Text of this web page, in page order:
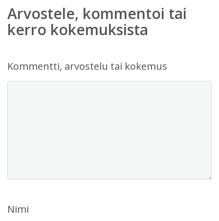
Arvostele, kommentoi tai
kerro kokemuksista
Kommentti, arvostelu tai kokemus
Nimi